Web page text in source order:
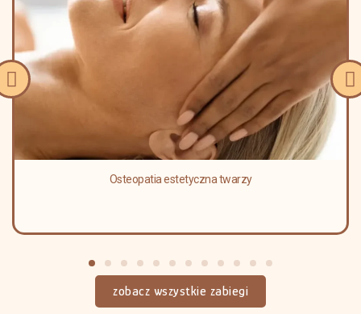
Osteopatia estetyczna twarzy
zobacz wszystkie zabiegi